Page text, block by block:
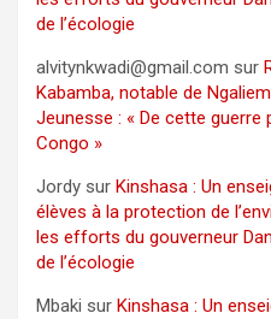
de l’écologie
alvitynkwadi@gmail.com sur
Kabamba, notable de
Jeunesse : « De cette guerre
Congo »
Jordy sur Kinshasa : Un
élèves à la protection de
les efforts du gouverneur
de l’écologie
Mbaki sur Kinshasa : Un